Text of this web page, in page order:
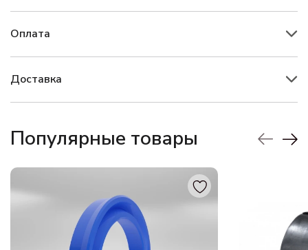
Оплата
Доставка
Популярные товары